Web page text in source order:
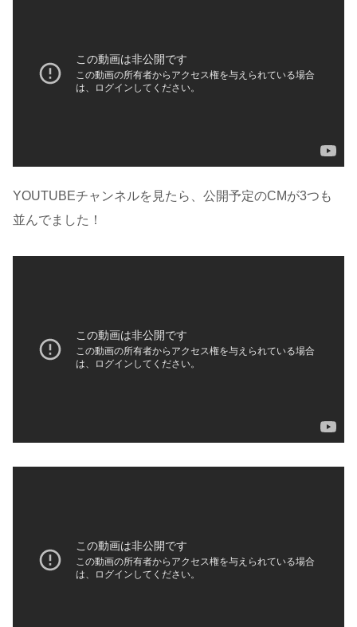
YOUTUBEチャンネルを見たら、公開予定のCMが3つも
並んでました！